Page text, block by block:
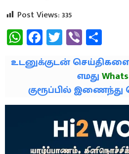
Post Views:335
WhatsApp
Facebook
Twitter
Viber
உடனுக்குடன்
எமது
குரூப்பில்